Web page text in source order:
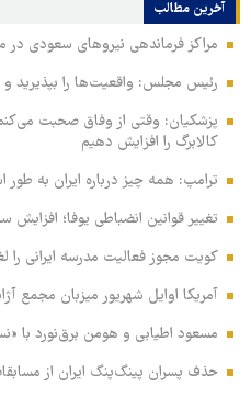
آخرین مطالب
مراکز فرماندهی نیروهای سعودی
رئیس مجلس: واقعیت‌ها را بپذیرید
پزشکیان: وقتی از وفاق صحبت
کالابرگ را افزایش دهیم
ترامپ: همه چیز درباره ایران به
تغییر قوانین انضباطی یوفا؛
کویت مجوز فعالیت مدرسه ایرانی را
آمریکا اوایل شهریور میزبان مجمع
مسعود اطیابی و هومن برق‌نورد با
حذف پسران پینگ‌پنگ ایران از